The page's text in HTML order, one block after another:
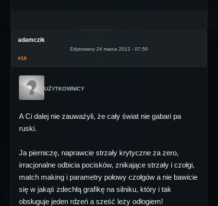
adamczik
Edytowany 24 marca 2012 - 07:50
#10
UŻYTKOWNICY
A Ci dalej nie zauważyli, że cały świat nie gabari pa
ruski.
Ja pierniczę, naprawcie strzały krytyczne za zero,
irracjonalne odbicia pocisków, znikające strzały i czołgi,
match making i parametry połowy czołgów a nie bawicie
się w jakąś zdechłą grafikę na silniku, który i tak
obsługuje jeden rdzeń a sześć leży odłogiem!